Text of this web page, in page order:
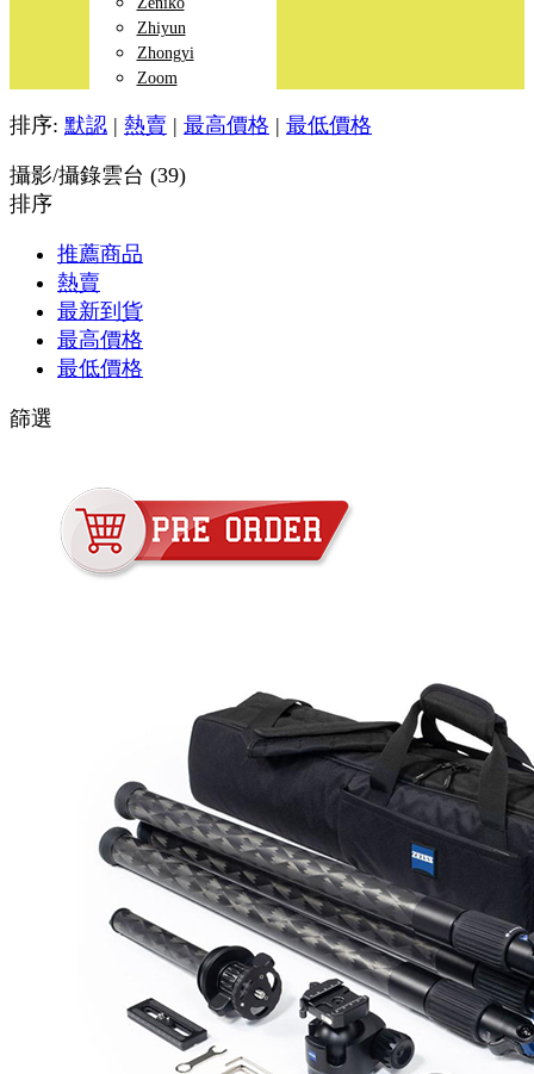
Zhiyun
Zhongyi
Zoom
排序: 默認 | 熱賣 | 最高價格 | 最低價格
攝影/攝錄雲台 (39)
排序
推薦商品
熱賣
最新到貨
最高價格
最低價格
篩選